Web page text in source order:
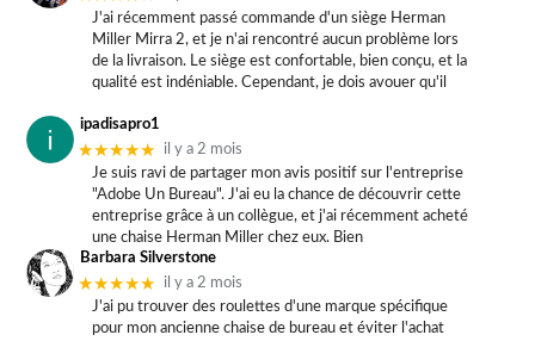
J'ai récemment passé commande d'un siège Herman
Miller Mirra 2, et je n'ai rencontré aucun problème lors
de la livraison. Le siège est confortable, bien conçu, et la
qualité est indéniable. Cependant, je dois avouer qu'il
ipadisapro1
★★★★★
il y a 2 mois
Je suis ravi de partager mon avis positif sur l'entreprise
"Adobe Un Bureau". J'ai eu la chance de découvrir cette
entreprise grâce à un collègue, et j'ai récemment acheté
une chaise Herman Miller chez eux. Bien
Barbara Silverstone
★★★★★
il y a 2 mois
J'ai pu trouver des roulettes d'une marque spécifique
pour mon ancienne chaise de bureau et éviter l'achat